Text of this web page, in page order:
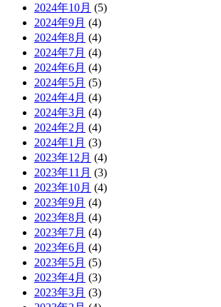
2024年10月 (5)
2024年9月 (4)
2024年8月 (4)
2024年7月 (4)
2024年6月 (4)
2024年5月 (5)
2024年4月 (4)
2024年3月 (4)
2024年2月 (4)
2024年1月 (3)
2023年12月 (4)
2023年11月 (3)
2023年10月 (4)
2023年9月 (4)
2023年8月 (4)
2023年7月 (4)
2023年6月 (4)
2023年5月 (5)
2023年4月 (3)
2023年3月 (3)